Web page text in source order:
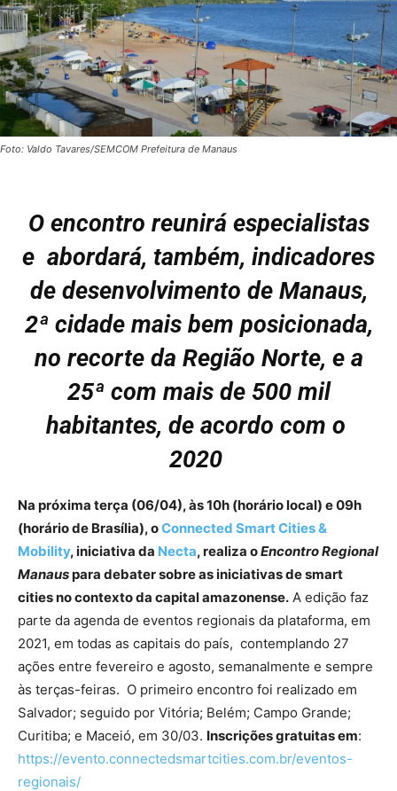
Foto: Valdo Tavares/SEMCOM Prefeitura de Manaus
O encontro reunirá especialistas
e abordará, também, indicadores
de desenvolvimento de Manaus,
2ª cidade mais bem posicionada,
no recorte da Região Norte, e a
25ª com mais de 500 mil
habitantes, de acordo com o
2020
Na próxima terça (06/04), às 10h (horário local) e 09h
(horário de Brasília), oConnected Smart Cities &
Mobility, iniciativa da Necta, realiza oEncontro Regional
Manauspara debater sobre as iniciativas de smart
cities no contexto da capital amazonense. A edição faz
parte da agenda de eventos regionais da plataforma, em
2021, em todas as capitais do país, contemplando 27
ações entre fevereiro e agosto, semanalmente e sempre
às terças-feiras. O primeiro encontro foi realizado em
Salvador; seguido por Vitória; Belém; Campo Grande;
Curitiba; e Maceió, em 30/03. Inscrições gratuitas em:
https://evento.connectedsmartcities.com.br/eventos-
regionais/